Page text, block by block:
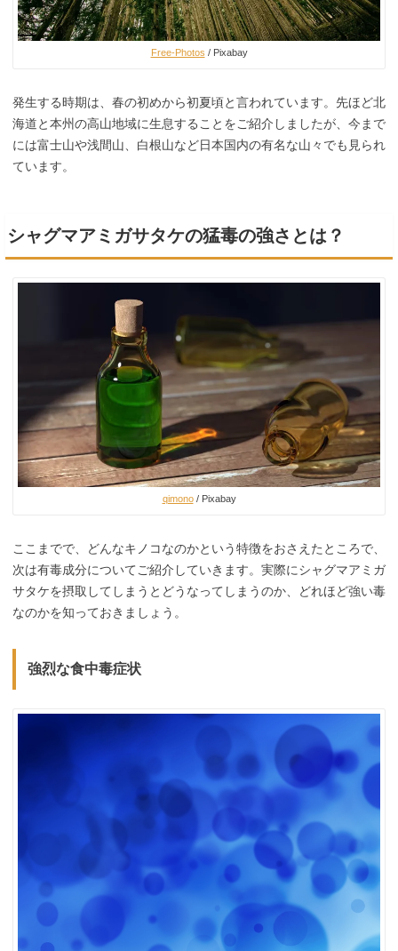
Free-Photos / Pixabay
発生する時期は、春の初めから初夏頃と言われています。先ほど北
海道と本州の高山地域に生息することをご紹介しましたが、今まで
には富士山や浅間山、白根山など日本国内の有名な山々でも見られ
ています。
シャグマアミガサタケの猛毒の強さとは？
qimono/ Pixabay
ここまでで、どんなキノコなのかという特徴をおさえたところで、
次は有毒成分についてご紹介していきます。実際にシャグマアミガ
サタケを摂取してしまうとどうなってしまうのか、どれほど強い毒
なのかを知っておきましょう。
強烈な食中毒症状